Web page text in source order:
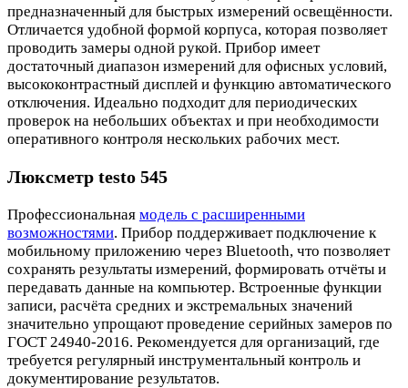
предназначенный для быстрых измерений освещённости.
Отличается удобной формой корпуса, которая позволяет
проводить замеры одной рукой. Прибор имеет
достаточный диапазон измерений для офисных условий,
высококонтрастный дисплей и функцию автоматического
отключения. Идеально подходит для периодических
проверок на небольших объектах и при необходимости
оперативного контроля нескольких рабочих мест.
Люксметр testo 545
Профессиональная модель с расширенными
возможностями. Прибор поддерживает подключение к
мобильному приложению через Bluetooth, что позволяет
сохранять результаты измерений, формировать отчёты и
передавать данные на компьютер. Встроенные функции
записи, расчёта средних и экстремальных значений
значительно упрощают проведение серийных замеров по
ГОСТ 24940-2016. Рекомендуется для организаций, где
требуется регулярный инструментальный контроль и
документирование результатов.